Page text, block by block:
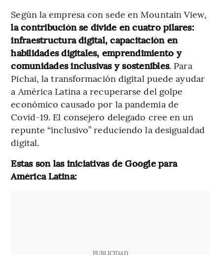
Según la empresa con sede en Mountain View,
la contribución se divide en cuatro pilares:
infraestructura digital, capacitación en
habilidades digitales, emprendimiento y
comunidades inclusivas y sostenibles. Para
Pichai, la transformación digital puede ayudar
a América Latina a recuperarse del golpe
económico causado por la pandemia de
Covid-19. El consejero delegado cree en un
repunte “inclusivo” reduciendo la desigualdad
digital.
Estas son las iniciativas de Google para
América Latina:
PUBLICIDAD